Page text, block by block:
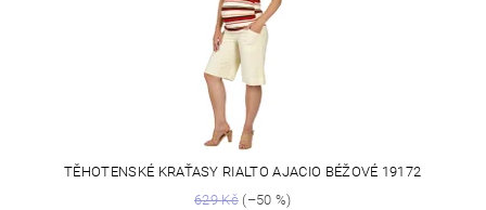
TĚHOTENSKÉ KRAŤASY RIALTO AJACIO BÉŽOVÉ 19172
629 Kč(–50 %)